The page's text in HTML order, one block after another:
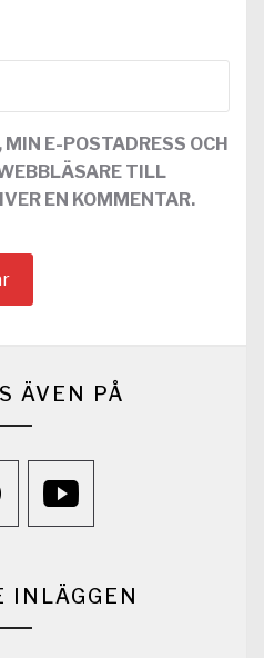
E-POSTADRESS OCH
TILL
EN KOMMENTAR.
ÄVEN PÅ
INLÄGGEN